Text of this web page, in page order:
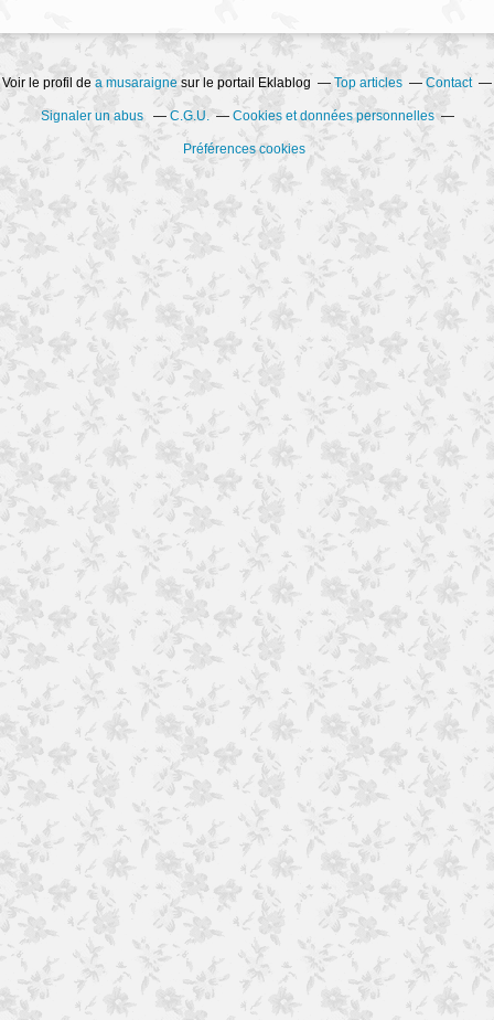
Voir le profil de a musaraigne sur le portail Eklablog Top articles Contact
Signaler un abus C.G.U. Cookies et données personnelles
Préférences cookies